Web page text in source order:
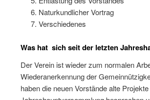
Naturkundlicher Vortrag
Verschiedenes
Was hat sich seit der letzten
Der Verein ist wieder zum normalen
Wiederanerkennung der
haben die neuen Vorstände alte